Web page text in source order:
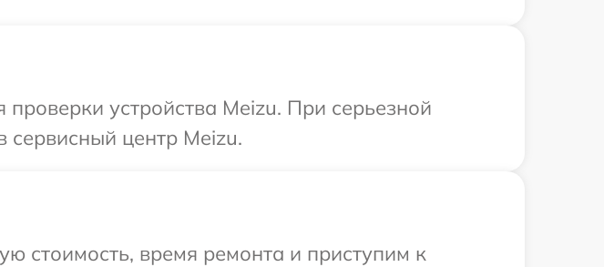
устройства Meizu. При серьезной
сервисный центр Meizu.
стоимость, время ремонта и приступим к